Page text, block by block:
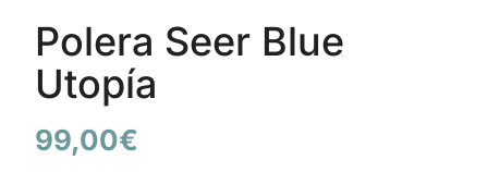
Polera Seer Blue
Utopía
99,00€